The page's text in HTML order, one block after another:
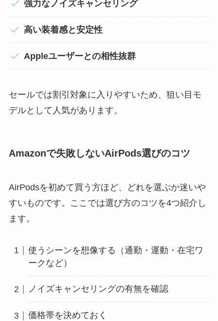
強力なノイズキャンセリング
高い装着感と安定性
Appleユーザーとの相性抜群
セールでは割引対象に入りやすいため、狙い目モ
デルとして人気があります。
Amazonで失敗しないAirPods選びのコツ
AirPodsを初めて買う方ほど、どれを選ぶか迷いや
すいものです。ここでは選び方のコツを4つ紹介し
ます。
使うシーンを想像する（通勤・運動・在宅ワ
ークなど）
ノイズキャンセリングの有無を確認
価格帯を決めておく